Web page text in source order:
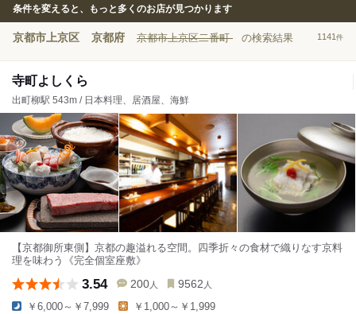
条件を変えると、もっと多くのお店が見つかります
京都市上京区 京都府 京都市上京区二番町 の検索結果 1141 件
寺町よしくら
出町柳駅 543m / 日本料理、居酒屋、海鮮
【京都御所東側】京都の趣溢れる空間。四季折々の食材で織りなす京料
理を味わう《完全個室座敷》
3.54 200 人 9562 人
￥6,000～￥7,999 ￥1,000～￥1,999